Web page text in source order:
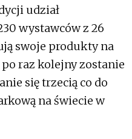
udział
wystawców z 26
swoje produkty na
raz kolejny zostanie
się trzecią co do
na świecie w